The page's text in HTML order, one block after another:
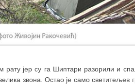
рату јер су га Шиптари разорили и
звона. Остао је само